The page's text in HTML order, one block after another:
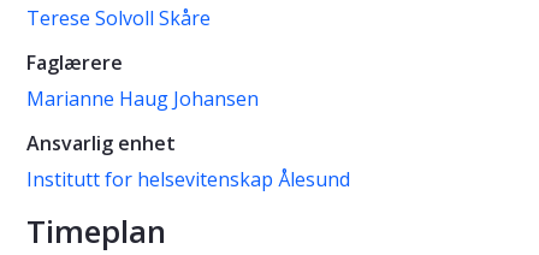
Terese Solvoll Skåre
Faglærere
Marianne Haug Johansen
Ansvarlig enhet
Institutt for helsevitenskap Ålesund
Timeplan